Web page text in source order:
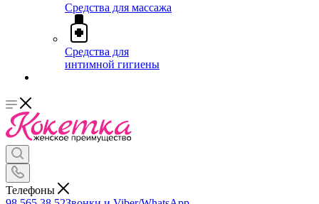
Средства для массажа
Средства для
интимной гигиены
Телефоны